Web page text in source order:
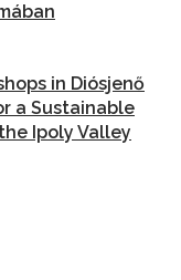
in Diósjenő
a Sustainable
Ipoly Valley